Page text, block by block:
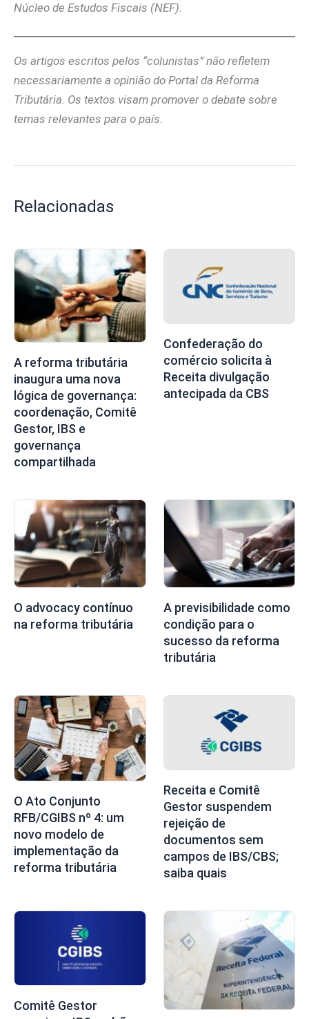
Núcleo de Estudos Fiscais (NEF).
Os artigos escritos pelos “colunistas” não refletem
necessariamente a opinião do Portal da Reforma
Tributária. Os textos visam promover o debate sobre
temas relevantes para o país.
Relacionadas
A reforma tributária
inaugura uma nova
lógica de governança:
coordenação, Comitê
Gestor, IBS e
governança
compartilhada
Confederação do
comércio solicita à
Receita divulgação
antecipada da CBS
O advocacy contínuo
na reforma tributária
A previsibilidade como
condição para o
sucesso da reforma
tributária
O Ato Conjunto
RFB/CGIBS nº 4: um
novo modelo de
implementação da
reforma tributária
Receita e Comitê
Gestor suspendem
rejeição de
documentos sem
campos de IBS/CBS;
saiba quais
Comitê Gestor